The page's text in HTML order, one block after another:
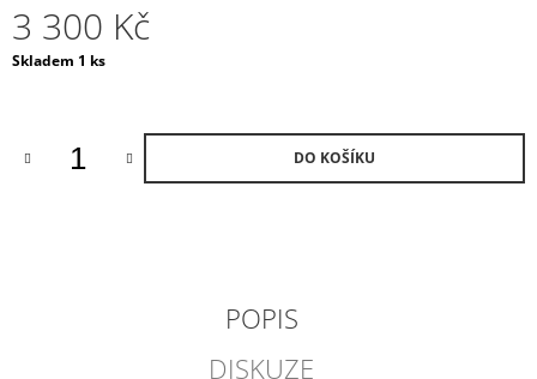
3 300 Kč
Měrná
Skladem 1 ks
DO KOŠÍKU
POPIS
DISKUZE
SVÍČKU
ČERNÝ